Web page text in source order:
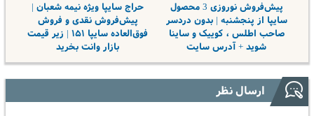
پیش‌فروش نوروزی 3 محصول
سایپا از پنجشنبه | بدون دردسر
صاحب اطلس ، کوییک و ساینا
شوید + آدرس سایت
حراج سایپا ویژه نیمه شعبان |
پیش‌فروش نقدی و فروش
فوق‌العاده سایپا ۱۵۱ | زیر قیمت
بازار وانت بخرید
ارسال نظر